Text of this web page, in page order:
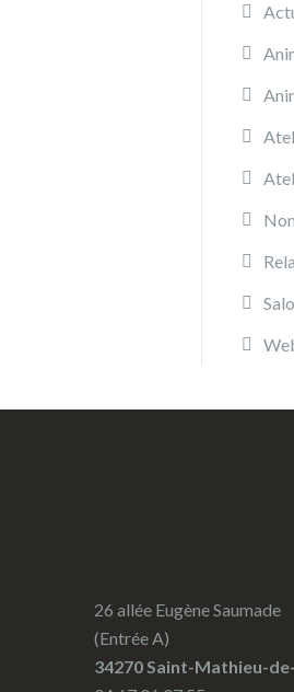
26 allée Eugène Saumade
(Entrée A)
34270 Saint-Mathieu-